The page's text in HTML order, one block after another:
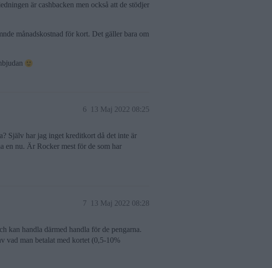
är cashbacken men också att de stödjer
månadskostnad för kort. Det gäller bara om
13 Maj 2022 08:25
6
Själv har jag inget kreditkort då det inte är
en nu. Är Rocker mest för de som har
13 Maj 2022 08:28
7
kan handla därmed handla för de pengarna.
vad man betalat med kortet (0,5-10%